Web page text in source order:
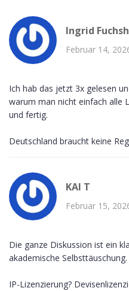
Ingrid
Februar 14,
Ich hab das jetzt 3x gelesen
warum man nicht einfach alle
und fertig.
Deutschland braucht keine
KAI T
Februar 15,
Die ganze Diskussion ist ein
akademische Selbsttäuschung.
IP-Lizenzierung?